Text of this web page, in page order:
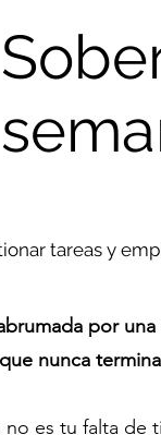
tareas y
por
nunca
es tu falta de